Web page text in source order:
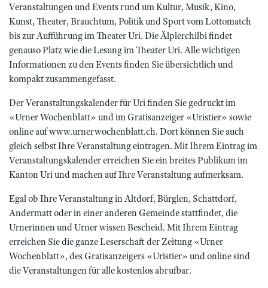
Veranstaltungen und Events rund um Kultur, Musik, Kino,
Kunst, Theater, Brauchtum, Politik und Sport vom Lottomatch
bis zur Aufführung im Theater Uri. Die Älplerchilbi findet
genauso Platz wie die Lesung im Theater Uri. Alle wichtigen
Informationen zu den Events finden Sie übersichtlich und
kompakt zusammengefasst.
Der Veranstaltungskalender für Uri finden Sie gedruckt im
«Urner Wochenblatt» und im Gratisanzeiger «Uristier» sowie
online auf www.urnerwochenblatt.ch. Dort können Sie auch
gleich selbst Ihre Veranstaltung eintragen. Mit Ihrem Eintrag im
Veranstaltungskalender erreichen Sie ein breites Publikum im
Kanton Uri und machen auf Ihre Veranstaltung aufmerksam.
Egal ob Ihre Veranstaltung in Altdorf, Bürglen, Schattdorf,
Andermatt oder in einer anderen Gemeinde stattfindet, die
Urnerinnen und Urner wissen Bescheid. Mit Ihrem Eintrag
erreichen Sie die ganze Leserschaft der Zeitung «Urner
Wochenblatt», des Gratisanzeigers «Uristier» und online sind
die Veranstaltungen für alle kostenlos abrufbar.